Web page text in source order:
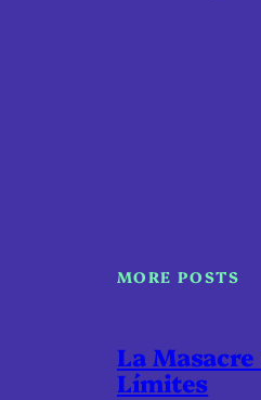
MORE POSTS
La
Límites